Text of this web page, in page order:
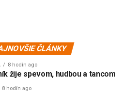
ČLÁNKY
8 hodín ago
žije spevom, hudbou a tancom
8 hodín ago